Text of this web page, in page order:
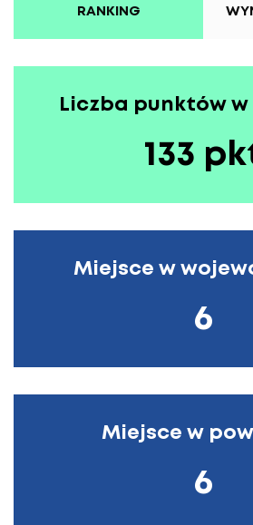
RANKING
Liczba punktów
133
Miejsce w
6
Miejsce w
6